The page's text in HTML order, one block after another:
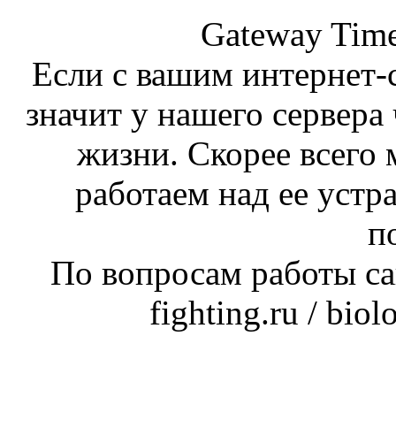
Gateway
Если с вашим интернет-
значит у нашего
жизни. Скорее
работаем над ее
По вопросам работы
fighting.ru /